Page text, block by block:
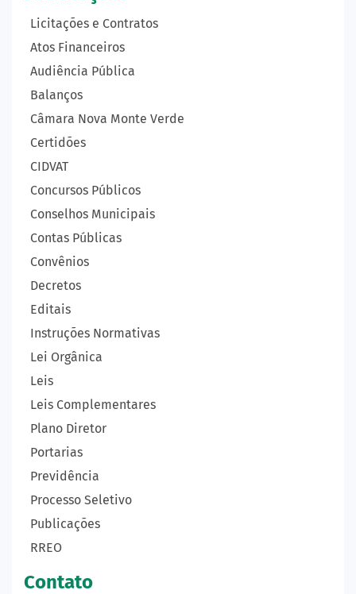
Licitações e Contratos
Atos Financeiros
Audiência Pública
Balanços
Câmara Nova Monte Verde
Certidões
CIDVAT
Concursos Públicos
Conselhos Municipais
Contas Públicas
Convênios
Decretos
Editais
Instruções Normativas
Lei Orgânica
Leis
Leis Complementares
Plano Diretor
Portarias
Previdência
Processo Seletivo
Publicações
RREO
Contato